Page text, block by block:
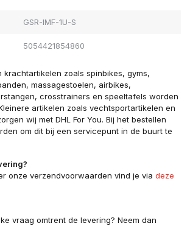
GSR-IMF-1U-S
5054421854860
krachtartikelen zoals spinbikes, gyms,
massagestoelen, airbikes,
crosstrainers en speeltafels worden
artikelen zoals vechtsportartikelen en
wij met DHL For You. Bij het bestellen
om dit bij een servicepunt in de buurt te
onze verzendvoorwaarden vind je via deze
vraag omtrent de levering? Neem dan